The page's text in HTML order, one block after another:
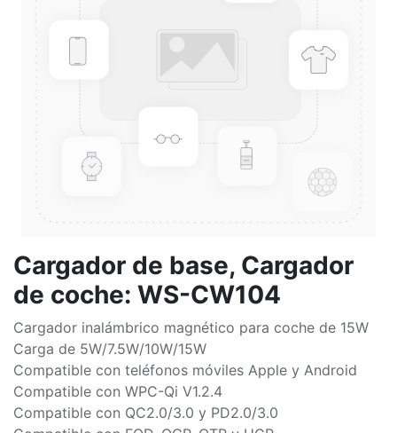
Cargador de base, Cargador
de coche: WS-CW104
Cargador inalámbrico magnético para coche de 15W
Carga de 5W/7.5W/10W/15W
Compatible con teléfonos móviles Apple y Android
Compatible con WPC-Qi V1.2.4
Compatible con QC2.0/3.0 y PD2.0/3.0